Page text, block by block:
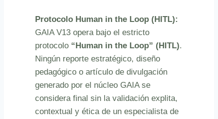
Protocolo Human in the Loop (HITL):
GAIA V13 opera bajo el estricto
protocolo “Human in the Loop” (HITL).
Ningún reporte estratégico, diseño
pedagógico o artículo de divulgación
generado por el núcleo GAIA se
considera final sin la validación explita,
contextual y ética de un especialista de